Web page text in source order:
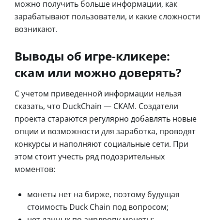
можно получить больше информации, как
зарабатывают пользователи, и какие сложности
возникают.
Выводы об игре-кликере:
скам или можно доверять?
С учетом приведенной информации нельзя
сказать, что DuckChain — СКАМ. Создатели
проекта стараются регулярно добавлять новые
опции и возможности для заработка, проводят
конкурсы и наполняют социальные сети. При
этом стоит учесть ряд подозрительных
моментов:
монеты нет на бирже, поэтому будущая
стоимость Duck Chain под вопросом;